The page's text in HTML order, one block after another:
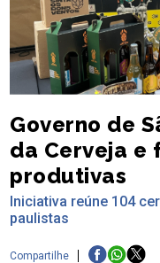
Governo de
da Cerveja e
produtivas
Iniciativa reúne 104
paulistas
Compartilhe